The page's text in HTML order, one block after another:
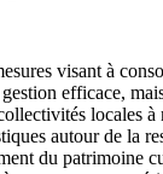
visant à
efficace,
locales
autour de la
du patrimoine